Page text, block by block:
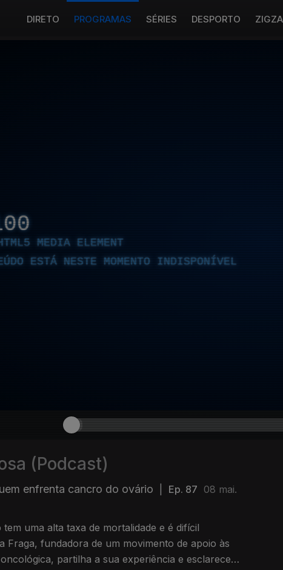
DIRETO PROGRAMAS SÉRIES DESPORTO
MEDIA ELEMENT
ESTÁ NESTE MOMENTO INDISPONÍVEL
(Podcast)
enfrenta cancro do ovário Ep. 87 08 mai.
uma alta taxa de mortalidade e é difícil
Fraga, fundadora de um movimento de apoio às
partilha a sua experiência e esclarece